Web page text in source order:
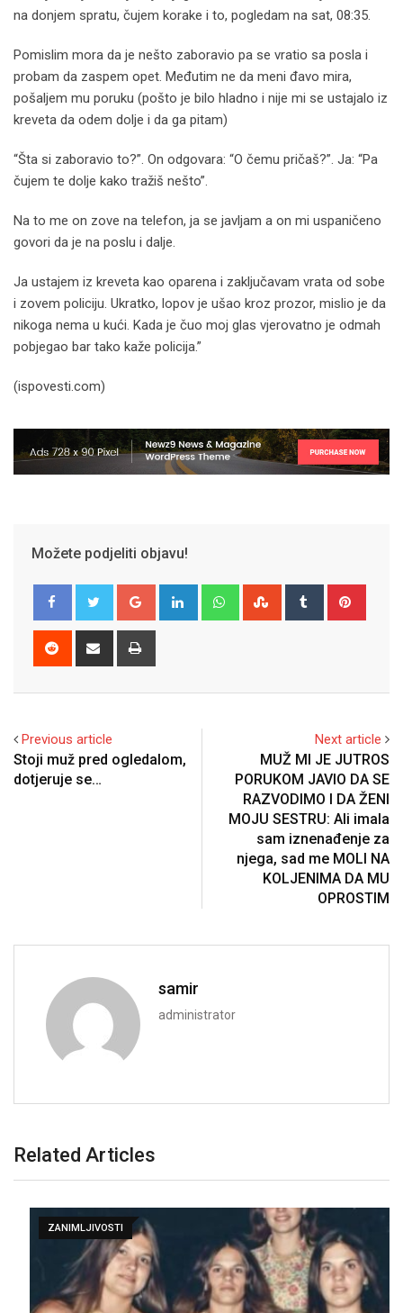
na donjem spratu, čujem korake i to, pogledam na sat, 08:35.
Pomislim mora da je nešto zaboravio pa se vratio sa posla i
probam da zaspem opet. Međutim ne da meni đavo mira,
pošaljem mu poruku (pošto je bilo hladno i nije mi se ustajalo iz
kreveta da odem dolje i da ga pitam)
“Šta si zaboravio to?”. On odgovara: “O čemu pričaš?”. Ja: “Pa
čujem te dolje kako tražiš nešto”.
Na to me on zove na telefon, ja se javljam a on mi uspaničeno
govori da je na poslu i dalje.
Ja ustajem iz kreveta kao oparena i zaključavam vrata od sobe
i zovem policiju. Ukratko, lopov je ušao kroz prozor, mislio je da
nikoga nema u kući. Kada je čuo moj glas vjerovatno je odmah
pobjegao bar tako kaže policija.”
(ispovesti.com)
Možete podjeliti objavu!
Google+ LinkedIn WhatsappStumbleUpon
Tumblr
Reddit
Share
Previous article
Stoji muž pred ogledalom,
dotjeruje se…
Next article
MUŽ MI JE JUTROS
PORUKOM JAVIO DA SE
RAZVODIMO I DA ŽENI
MOJU SESTRU: Ali imala
sam iznenađenje za
njega, sad me MOLI NA
KOLJENIMA DA MU
OPROSTIM
samir
administrator
Related Articles
ZANIMLJIVOSTI